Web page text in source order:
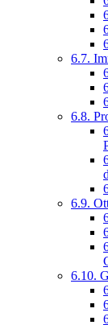
6.7.
6.8.
6.9.
6.10.